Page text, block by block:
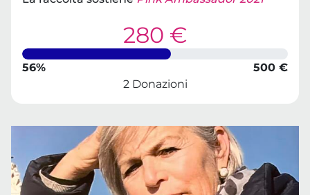
280 €
56%
500 €
2 Donazioni